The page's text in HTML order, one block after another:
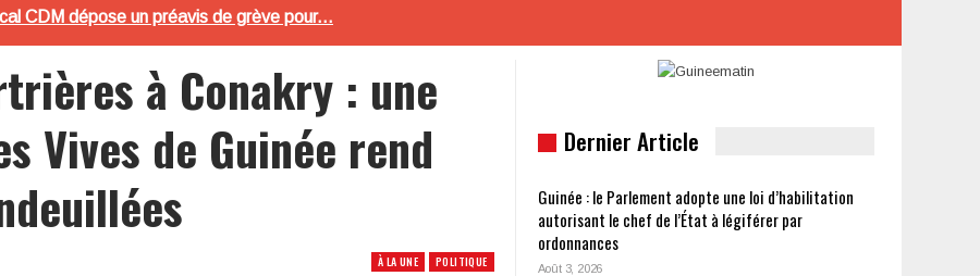
CDM dépose un préavis de grève pour...
à Conakry : une
Vives de Guinée rend
À LA UNE POLITIQUE
Dernier Article
Guinée : le Parlement adopte une loi d’habilitation
autorisant le chef de l’État à légiférer par
ordonnances
Août 3, 2026